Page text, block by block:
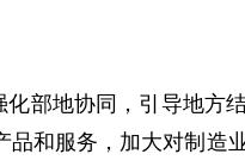
部地协同，引导地方
和服务，加大对制造